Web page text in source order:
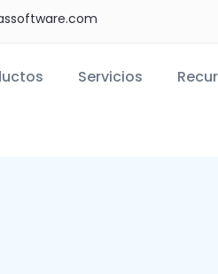
Servicios